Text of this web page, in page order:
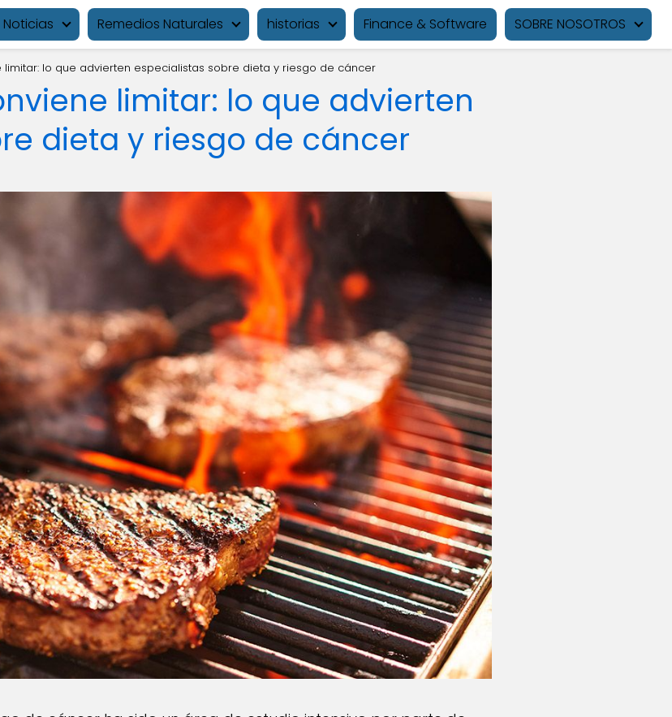
Noticias Remedios Naturales historias Finance & Software SOBRE NOSOTROS
limitar: lo que advierten especialistas sobre dieta y riesgo de cáncer
limitar: lo que advierten
dieta y riesgo de cáncer